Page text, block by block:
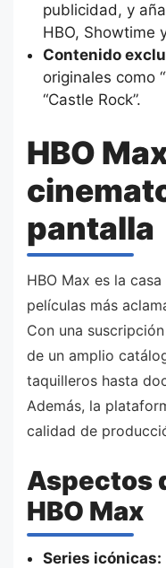
publicidad, y
HBO, Showtime
Contenido
originales como
“Castle Rock”.
HBO
pantalla
HBO Max es la
películas más
Con una
de un amplio
taquilleros hasta
Además, la
calidad de
Aspectos
HBO Max
Series icónicas: